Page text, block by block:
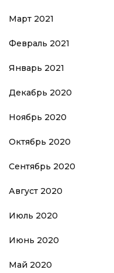
Март 2021
Февраль 2021
Январь 2021
Декабрь 2020
Ноябрь 2020
Октябрь 2020
Сентябрь 2020
Август 2020
Июль 2020
Июнь 2020
Май 2020